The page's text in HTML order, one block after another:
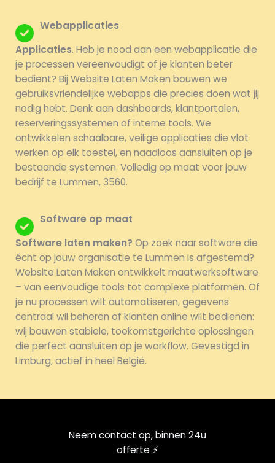
Webapplicaties
Applicaties. Heb je nood aan een webapplicatie die
je processen vereenvoudigt of je klanten beter
bedient? Bij Website Laten Maken bouwen we
gebruiksvriendelijke webapps die precies doen wat jij
nodig hebt. Denk aan dashboards, klantportalen,
reserveringssystemen of interne tools. We
ontwikkelen schaalbare, veilige applicaties die vlot
werken op elk toestel, en naadloos aansluiten op je
bestaande systemen. Volledig op maat voor jouw
bedrijf te Lummen, 3560.
Software op maat
Software laten maken? Op zoek naar software die
écht op jouw organisatie te Lummen is afgestemd?
Website Laten Maken ontwikkelt maatwerksoftware
– van eenvoudige tools tot complexe platformen. Of
je nu processen wilt automatiseren, gegevens
centraal wil beheren of klanten online wilt bedienen:
wij bouwen stabiele, toekomstgerichte oplossingen
die perfect aansluiten op je workflow. Gevestigd in
Limburg, actief in heel België.
Neem contact op, binnen 24u
offerte⚡️